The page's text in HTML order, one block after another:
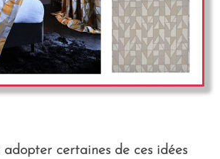
adopter certaines de ces idées